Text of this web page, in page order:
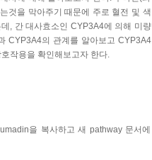
것을 막아주기 때문에 주로 혈전 및 색
, 간 대사효소인 CYP3A4에 의해 미량
CYP3A4의 관계를 알아보고 CYP3A4
작용을 확인해보고자 한다.
을 복사하고 새 pathway 문서에